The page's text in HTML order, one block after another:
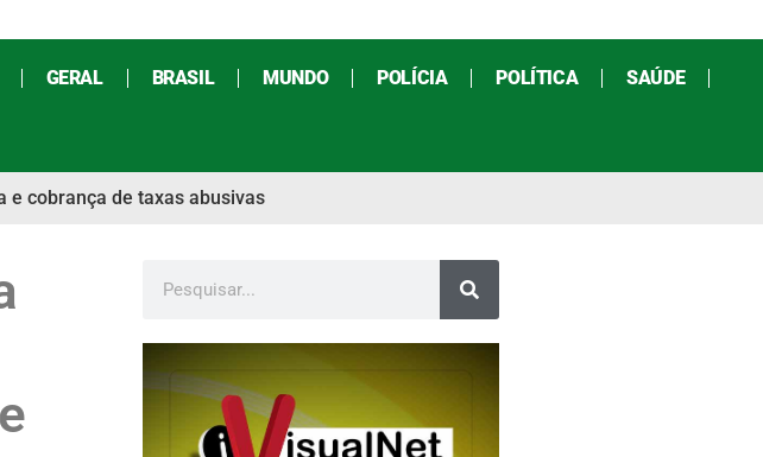
GERAL BRASIL MUNDO POLÍCIA POLÍTICA SAÚDE
e cobrança de taxas abusivas